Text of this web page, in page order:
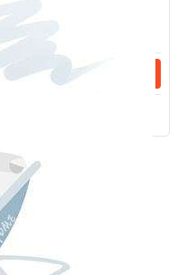
、纺织
利润增
，在去
等因
业利润
。